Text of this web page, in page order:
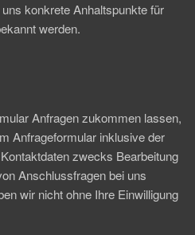
konkrete Anhaltspunkte für
werden.
Anfragen zukommen lassen,
Anfrageformular inklusive der
zwecks Bearbeitung
Anschlussfragen bei uns
wir nicht ohne Ihre Einwilligung